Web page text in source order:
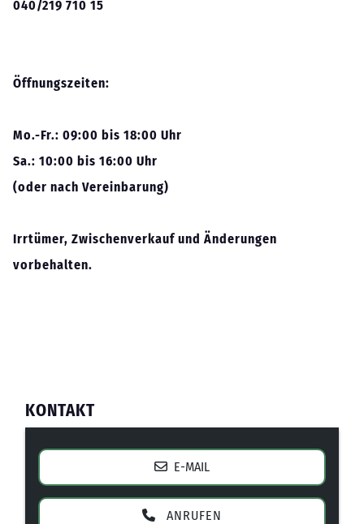
040/219 710 15
Öffnungszeiten:
Mo.-Fr.: 09:00 bis 18:00 Uhr
Sa.: 10:00 bis 16:00 Uhr
(oder nach Vereinbarung)
Irrtümer, Zwischenverkauf und Änderungen
vorbehalten.
KONTAKT
E-MAIL
ANRUFEN